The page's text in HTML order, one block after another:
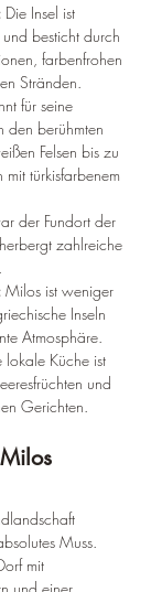
Die Insel ist
besticht durch
farbenfrohen
Stränden.
für seine
den berühmten
Felsen bis zu
mit türkisfarbenem
der Fundort der
zahlreiche
Milos ist weniger
Inseln
Atmosphäre.
lokale Küche ist
und
Gerichten.
Muss.
mit
und einer